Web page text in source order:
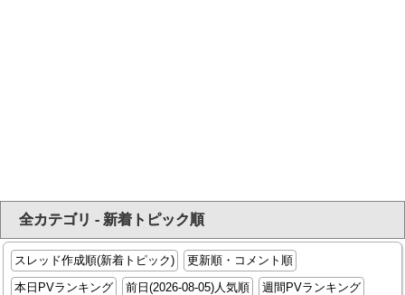
全カテゴリ - 新着トピック順
スレッド作成順(新着トピック)
更新順・コメント順
本日PVランキング
前日(2026-08-05)人気順
週間PVランキング